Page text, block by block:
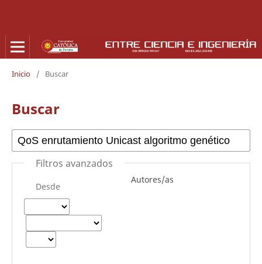
Inicio / Buscar
Buscar
Filtros avanzados
Desde
Autores/as